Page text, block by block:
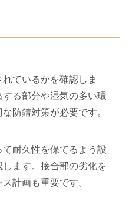
ているかを確認しま
る部分や湿気の多い環
防錆対策が必要です。
耐久性を保てるよう設
ます。接合部の劣化を
計画も重要です。